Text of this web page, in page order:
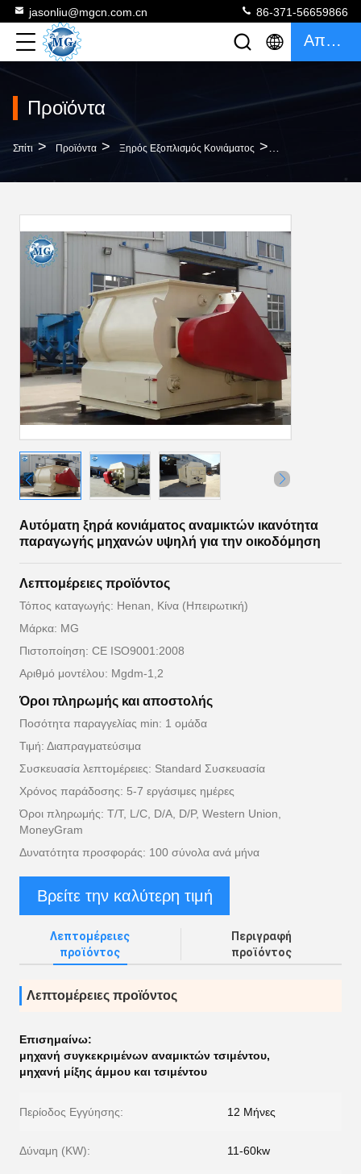
jasonliu@mgcn.com.cn 86-371-56659866
Απόσπασμα
Προϊόντα
Σπίτι > Προϊόντα > Ξηρός Εξοπλισμός Κονιάματος >
Αυτόματη ξηρά κονιάματος αναμικτών ικανότητα
παραγωγής μηχανών υψηλή για την οικοδόμηση
Λεπτομέρειες προϊόντος
Τόπος καταγωγής: Henan, Κίνα (Ηπειρωτική)
Μάρκα: MG
Πιστοποίηση: CE ISO9001:2008
Αριθμό μοντέλου: Mgdm-1,2
Όροι πληρωμής και αποστολής
Ποσότητα παραγγελίας min: 1 ομάδα
Τιμή: Διαπραγματεύσιμα
Συσκευασία λεπτομέρειες: Standard Συσκευασία
Χρόνος παράδοσης: 5-7 εργάσιμες ημέρες
Όροι πληρωμής: T/T, L/C, D/A, D/P, Western Union,
MoneyGram
Δυνατότητα προσφοράς: 100 σύνολα ανά μήνα
Βρείτε την καλύτερη τιμή
Λεπτομέρειες
προϊόντος
Περιγραφή
προϊόντος
Λεπτομέρειες προϊόντος
Επισημαίνω:
μηχανή συγκεκριμένων αναμικτών τσιμέντου,
μηχανή μίξης άμμου και τσιμέντου
Περίοδος Εγγύησης: 12 Μήνες
Δύναμη (KW): 11-60kw